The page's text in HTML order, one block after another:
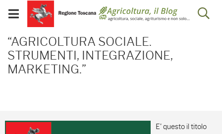
Skip to Main Content
Visualizza/chiudi
menu
mobile
“AGRICOLTURA
“AGRICOLTURA SOCIALE.
STRUMENTI, INTEGRAZIONE,
MARKETING.”
E' questo il titolo